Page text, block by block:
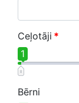
Ceļotāji *
1
Bērni